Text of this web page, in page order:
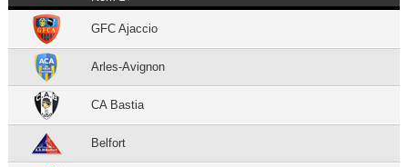
GFC Ajaccio
Arles-Avignon
CA Bastia
Belfort